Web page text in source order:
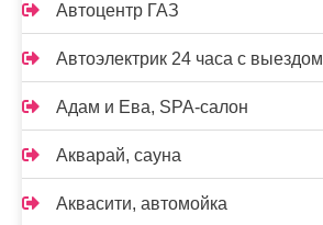
Автоцентр ГАЗ
Автоэлектрик 24 часа с выездом
Адам и Ева, SPA-салон
Акварай, сауна
Аквасити, автомойка